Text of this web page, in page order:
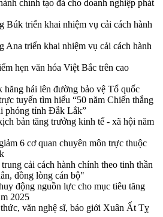
chính tạo đà cho doanh nghiệp phát
triển khai nhiệm vụ cải cách hành
triển khai nhiệm vụ cải cách hành
hẹn văn hóa Việt Bắc trên cao
hái lên đường bảo vệ Tổ quốc
tuyến tìm hiểu “50 năm Chiến thắng
phóng tỉnh Đắk Lắk”
bản tăng trưởng kinh tế - xã hội năm
6 cơ quan chuyên môn trực thuộc
cải cách hành chính theo tinh thần
đồng lòng cán bộ"
động nguồn lực cho mục tiêu tăng
2025
văn nghệ sĩ, báo giới Xuân Ất Tỵ